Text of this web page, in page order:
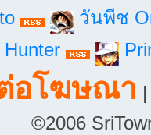
วันพีช
Hunter
อโฆษณา
©2006